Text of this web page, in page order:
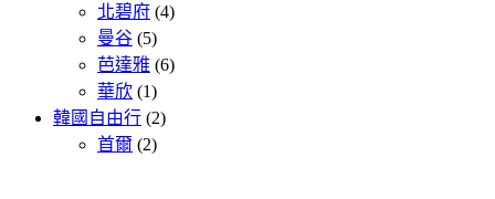
北碧府 (4)
曼谷 (5)
芭達雅 (6)
華欣 (1)
韓國自由行 (2)
首爾 (2)